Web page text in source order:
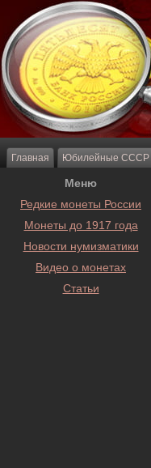
Главная Юбилейные СССР
Меню
Редкие монеты России
Монеты до 1917 года
Новости нумизматики
Видео о монетах
Статьи